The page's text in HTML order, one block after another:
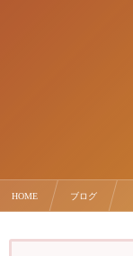
HOME ブログ